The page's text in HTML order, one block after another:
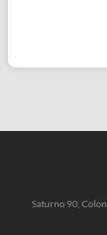
Saturno 90,